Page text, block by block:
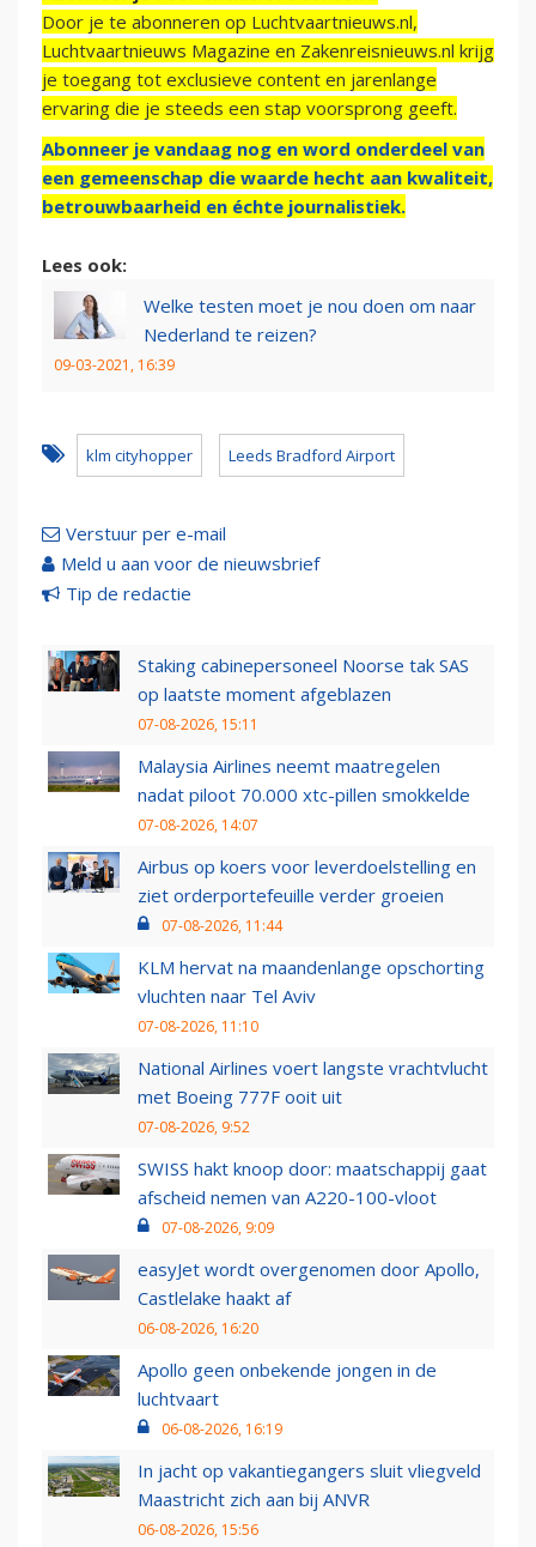
Door je te abonneren op Luchtvaartnieuws.nl,
Luchtvaartnieuws Magazine en Zakenreisnieuws.nl krijg
je toegang tot exclusieve content en jarenlange
ervaring die je steeds een stap voorsprong geeft.
Abonneer je vandaag nog en word onderdeel van
een gemeenschap die waarde hecht aan kwaliteit,
betrouwbaarheid en échte journalistiek.
Lees ook:
Welke testen moet je nou doen om naar
Nederland te reizen?
09-03-2021, 16:39
klm cityhopper Leeds Bradford Airport
Verstuur per e-mail
Meld u aan voor de nieuwsbrief
Tip de redactie
Staking cabinepersoneel Noorse tak SAS
op laatste moment afgeblazen
07-08-2026, 15:11
Malaysia Airlines neemt maatregelen
nadat piloot 70.000 xtc-pillen smokkelde
07-08-2026, 14:07
Airbus op koers voor leverdoelstelling en
ziet orderportefeuille verder groeien
07-08-2026, 11:44
KLM hervat na maandenlange opschorting
vluchten naar Tel Aviv
07-08-2026, 11:10
National Airlines voert langste vrachtvlucht
met Boeing 777F ooit uit
07-08-2026, 9:52
SWISS hakt knoop door: maatschappij gaat
afscheid nemen van A220-100-vloot
07-08-2026, 9:09
easyJet wordt overgenomen door Apollo,
Castlelake haakt af
06-08-2026, 16:20
Apollo geen onbekende jongen in de
luchtvaart
06-08-2026, 16:19
In jacht op vakantiegangers sluit vliegveld
Maastricht zich aan bij ANVR
06-08-2026, 15:56